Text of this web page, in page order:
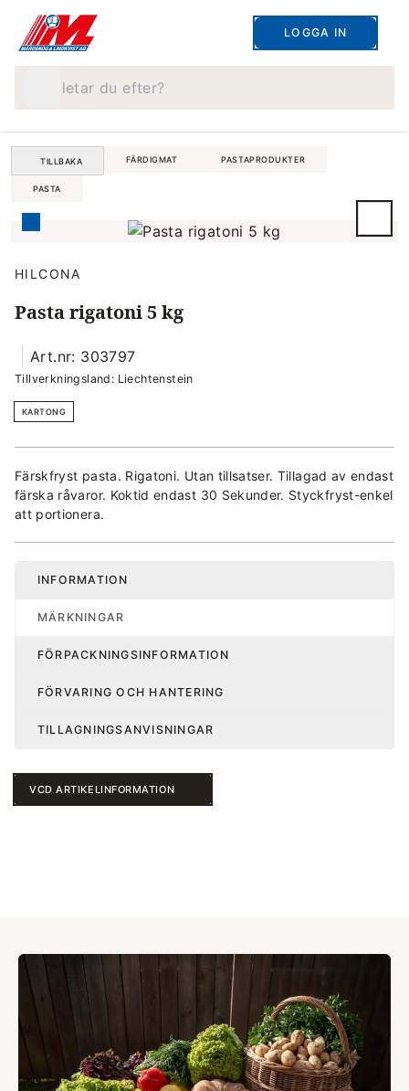
LOGGA IN
TILLBAKA FÄRDIGMAT PASTAPRODUKTER
PASTA
HILCONA
Pasta rigatoni 5 kg
Art.nr: 303797
Tillverkningsland: Liechtenstein
KARTONG
Färskfryst pasta. Rigatoni. Utan tillsatser. Tillagad av endast
färska råvaror. Koktid endast 30 Sekunder. Styckfryst-enkel
att portionera.
INFORMATION
MÄRKNINGAR
FÖRPACKNINGSINFORMATION
FÖRVARING OCH HANTERING
TILLAGNINGSANVISNINGAR
VCD ARTIKELINFORMATION